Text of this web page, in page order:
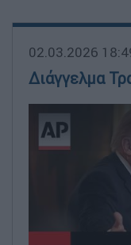
02.03.2026
Διάγγελμα